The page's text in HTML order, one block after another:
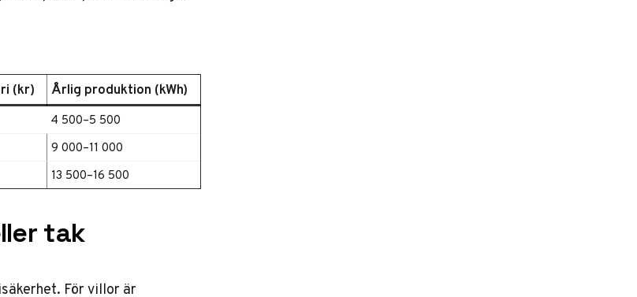
(kr) Årlig produktion (kWh)
4 500–5 500
9 000–11 000
13 500–16 500
tak
För villor är